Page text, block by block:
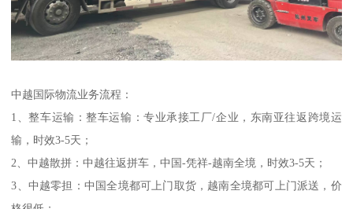
中越国际物流业务流程：
1、整车运输：整车运输：专业承接工厂/企业，东南亚往返跨境运
输，时效3-5天；
2、中越散拼：中越往返拼车，中国-凭祥-越南全境，时效3-5天；
3、中越零担：中国全境都可上门取货，越南全境都可上门派送，价